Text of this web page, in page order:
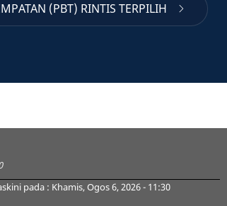
(PBT) RINTIS TERPILIH
pada : Khamis, Ogos 6, 2026 - 11:30